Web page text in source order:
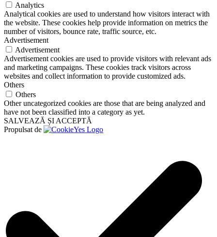
Analytics
Analytical cookies are used to understand how visitors interact with
the website. These cookies help provide information on metrics the
number of visitors, bounce rate, traffic source, etc.
Advertisement
Advertisement
Advertisement cookies are used to provide visitors with relevant ads
and marketing campaigns. These cookies track visitors across
websites and collect information to provide customized ads.
Others
Others
Other uncategorized cookies are those that are being analyzed and
have not been classified into a category as yet.
SALVEAZĂ ȘI ACCEPTĂ
Propulsat de